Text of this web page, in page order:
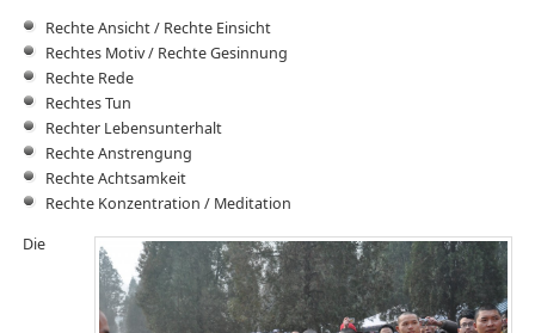
Rechte Ansicht / Rechte Einsicht
Rechtes Motiv / Rechte Gesinnung
Rechte Rede
Rechtes Tun
Rechter Lebensunterhalt
Rechte Anstrengung
Rechte Achtsamkeit
Rechte Konzentration / Meditation
Die